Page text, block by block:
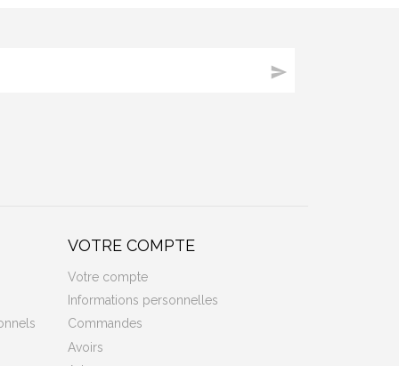

VOTRE COMPTE
Votre compte
Informations personnelles
Commandes
Avoirs